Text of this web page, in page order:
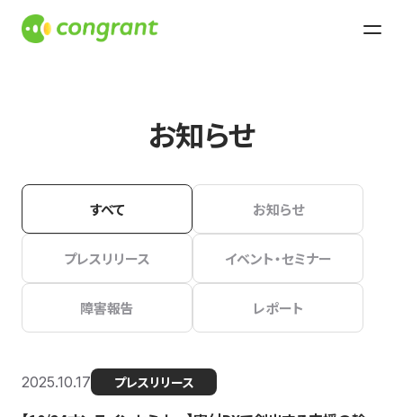
お知らせ
すべて お知らせ
プレスリリース イベント・セミナー
障害報告 レポート
2025.10.17 プレスリリース